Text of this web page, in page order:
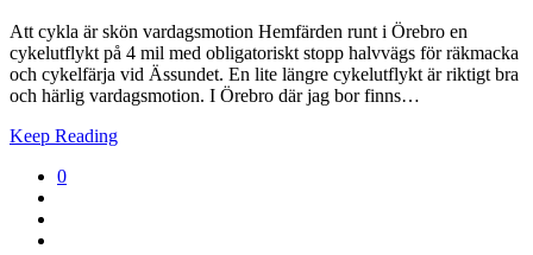
Att cykla är skön vardagsmotion Hemfärden runt i Örebro en
cykelutflykt på 4 mil med obligatoriskt stopp halvvägs för räkmacka
och cykelfärja vid Ässundet. En lite längre cykelutflykt är riktigt bra
och härlig vardagsmotion. I Örebro där jag bor finns…
Keep Reading
0